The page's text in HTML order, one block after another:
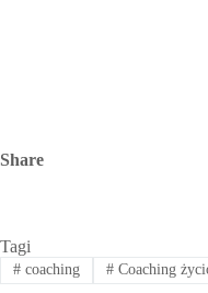
Share
Tagi
#coaching #Coaching